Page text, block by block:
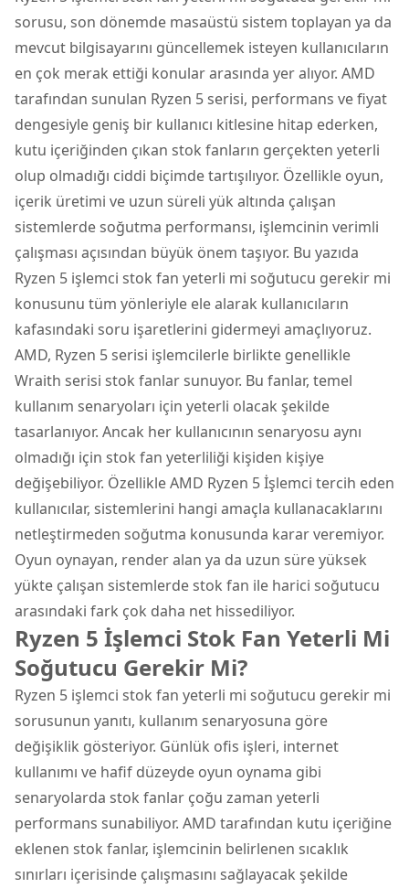
sorusu, son dönemde masaüstü sistem toplayan ya da
mevcut bilgisayarını güncellemek isteyen kullanıcıların
en çok merak ettiği konular arasında yer alıyor. AMD
tarafından sunulan Ryzen 5 serisi, performans ve fiyat
dengesiyle geniş bir kullanıcı kitlesine hitap ederken,
kutu içeriğinden çıkan stok fanların gerçekten yeterli
olup olmadığı ciddi biçimde tartışılıyor. Özellikle oyun,
içerik üretimi ve uzun süreli yük altında çalışan
sistemlerde soğutma performansı, işlemcinin verimli
çalışması açısından büyük önem taşıyor. Bu yazıda
Ryzen 5 işlemci stok fan yeterli mi soğutucu gerekir mi
konusunu tüm yönleriyle ele alarak kullanıcıların
kafasındaki soru işaretlerini gidermeyi amaçlıyoruz.
AMD, Ryzen 5 serisi işlemcilerle birlikte genellikle
Wraith serisi stok fanlar sunuyor. Bu fanlar, temel
kullanım senaryoları için yeterli olacak şekilde
tasarlanıyor. Ancak her kullanıcının senaryosu aynı
olmadığı için stok fan yeterliliği kişiden kişiye
değişebiliyor. ÖzellikleAMD Ryzen 5 İşlemci tercih eden
kullanıcılar, sistemlerini hangi amaçla kullanacaklarını
netleştirmeden soğutma konusunda karar veremiyor.
Oyun oynayan, render alan ya da uzun süre yüksek
yükte çalışan sistemlerde stok fan ile harici soğutucu
arasındaki fark çok daha net hissediliyor.
Ryzen 5 İşlemci Stok Fan Yeterli Mi
Soğutucu Gerekir Mi?
Ryzen 5 işlemci stok fan yeterli mi soğutucu gerekir mi
sorusunun yanıtı, kullanım senaryosuna göre
değişiklik gösteriyor. Günlük ofis işleri, internet
kullanımı ve hafif düzeyde oyun oynama gibi
senaryolarda stok fanlar çoğu zaman yeterli
performans sunabiliyor. AMD tarafından kutu içeriğine
eklenen stok fanlar, işlemcinin belirlenen sıcaklık
sınırları içerisinde çalışmasını sağlayacak şekilde